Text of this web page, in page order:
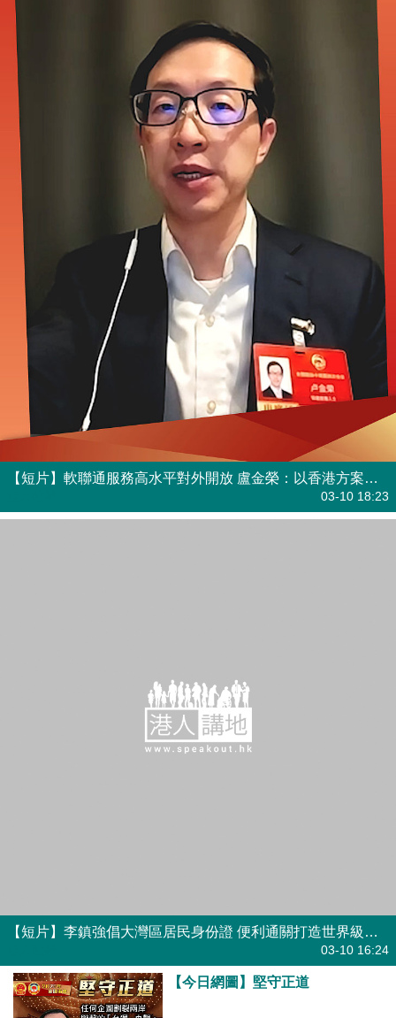
【短片】軟聯通服務高水平對外開放 盧金榮：以香港方案做貢獻者
03-10 18:23
【短片】李鎮強倡大灣區居民身份證 便利通關打造世界級城市群
03-10 16:24
【今日網圖】堅守正道